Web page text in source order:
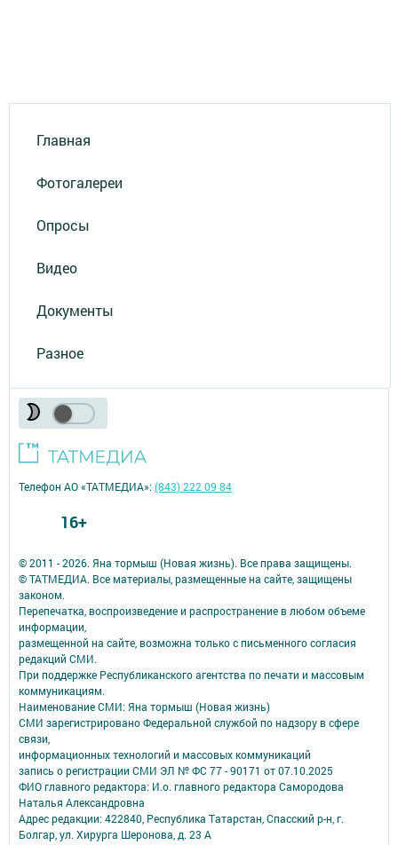
Главная
Фотогалереи
Опросы
Видео
Документы
Разное
© 2011 - 2026. Яна тормыш (Новая жизнь). Все права защищены.
© ТАТМЕДИА. Все материалы, размещенные на сайте, защищены
законом.
Перепечатка, воспроизведение и распространение в любом объеме
информации,
размещенной на сайте, возможна только с письменного согласия
редакций СМИ.
При поддержке Республиканского агентства по печати и массовым
коммуникациям.
Наименование СМИ: Яна тормыш (Новая жизнь)
СМИ зарегистрировано Федеральной службой по надзору в сфере
связи,
информационных технологий и массовых коммуникаций
запись о регистрации СМИ ЭЛ № ФС 77 - 90171 от 07.10.2025
ФИО главного редактора: И.о. главного редактора Самородова
Наталья Александровна
Адрес редакции: 422840, Республика Татарстан, Спасский р-н, г.
Болгар, ул. Хирурга Шеронова, д. 23 А
Телефон АО «ТАТМЕДИА»:(843) 222 09 84
16+